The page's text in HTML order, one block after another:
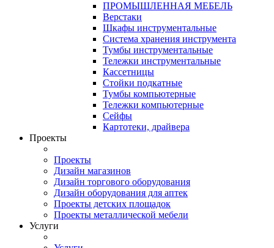
ПРОМЫШЛЕННАЯ МЕБЕЛЬ
Верстаки
Шкафы инструментальные
Система хранения инструмента
Тумбы инструментальные
Тележки инструментальные
Кассетницы
Стойки подкатные
Тумбы компьютерные
Тележки компьютерные
Сейфы
Картотеки, драйвера
Проекты
Проекты
Дизайн магазинов
Дизайн торгового оборудования
Дизайн оборудования для аптек
Проекты детских площадок
Проекты металлической мебели
Услуги